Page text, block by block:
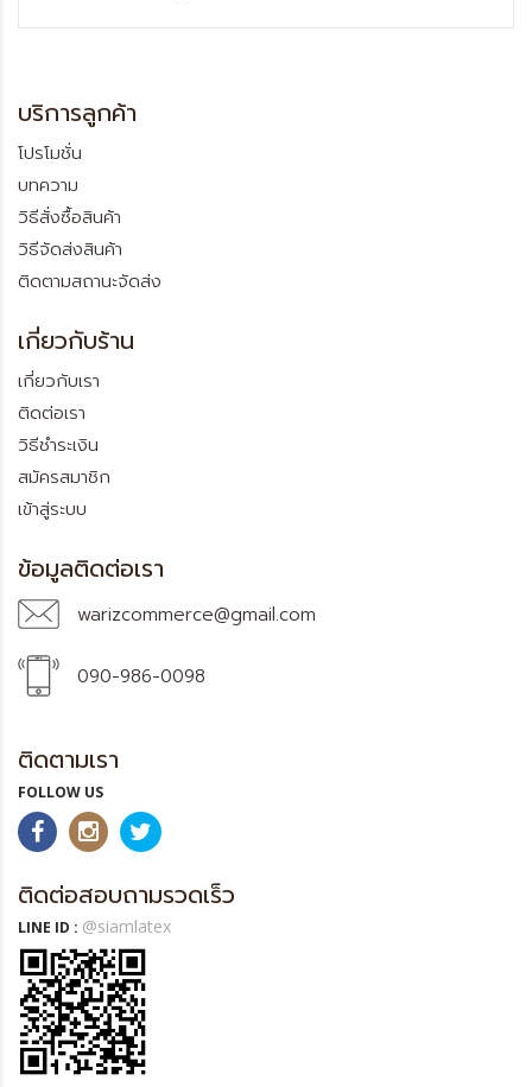
บริการลูกค้า
โปรโมชั่น
บทความ
วิธีสั่งซื้อสินค้า
วิธีจัดส่งสินค้า
ติดตามสถานะจัดส่ง
เกี่ยวกับร้าน
เกี่ยวกับเรา
ติดต่อเรา
วิธีชำระเงิน
สมัครสมาชิก
เข้าสู่ระบบ
ข้อมูลติดต่อเรา
warizcommerce@gmail.com
090-986-0098
ติดตามเรา
FOLLOW US
ติดต่อสอบถามรวดเร็ว
LINE ID : @siamlatex